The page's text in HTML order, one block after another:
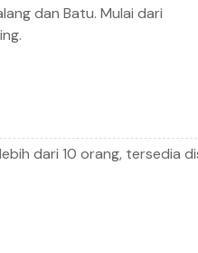
dan Batu. Mulai dari
dari 10 orang, tersedia